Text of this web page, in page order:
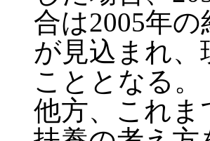
合は2005年
が見込まれ、
こととなる。
他方、これま